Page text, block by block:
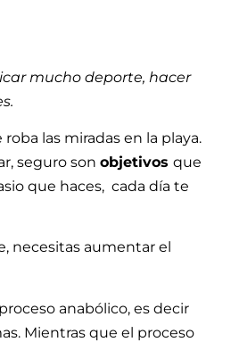
mucho deporte, hacer
las miradas en la playa.
seguro sonobjetivosque
que haces, cada día te
necesitas aumentar el
anabólico, es decir
Mientras que el proceso